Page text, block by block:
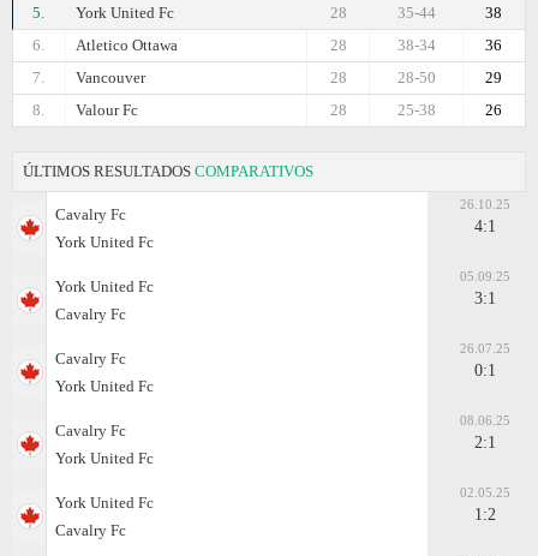
5.
York United Fc 38
35-44
28
6.
Atletico Ottawa 36
38-34
28
7.
Vancouver 29
28-50
28
8.
Valour Fc 26
25-38
28
ÚLTIMOS RESULTADOS COMPARATIVOS
Cavalry Fc
York United Fc
26.10.25
4:1
York United Fc
Cavalry Fc
05.09.25
3:1
Cavalry Fc
York United Fc
26.07.25
0:1
Cavalry Fc
York United Fc
08.06.25
2:1
York United Fc
Cavalry Fc
02.05.25
1:2